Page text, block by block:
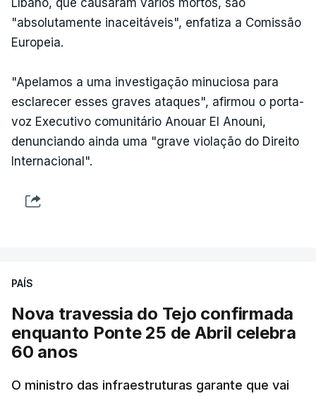
Líbano, que causaram vários mortos, são
"absolutamente inaceitáveis", enfatiza a Comissão
Europeia.
"Apelamos a uma investigação minuciosa para
esclarecer esses graves ataques", afirmou o porta-
voz Executivo comunitário Anouar El Anouni,
denunciando ainda uma "grave violação do Direito
Internacional".
PAÍS
Nova travessia do Tejo confirmada
enquanto Ponte 25 de Abril celebra
60 anos
O ministro das infraestruturas garante que vai